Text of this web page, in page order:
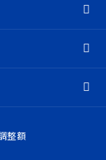
整額